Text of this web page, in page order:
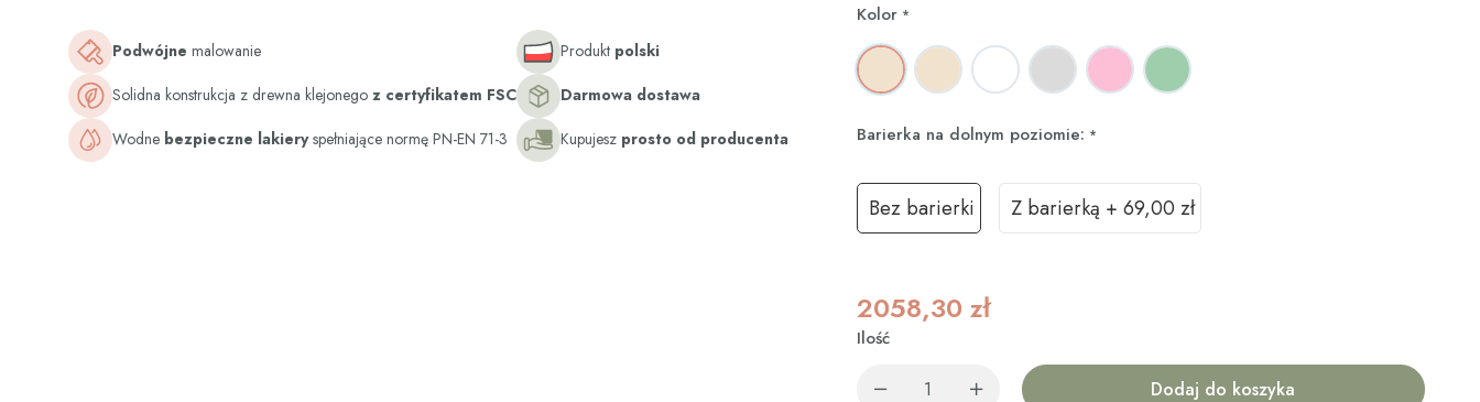
Podwójne malowanie
Solidna konstrukcja z drewna klejonego z certyfikatem FSC
Wodne bezpieczne lakieryspełniające normę PN-EN 71-3
Produkt polski
Darmowa dostawa
Kupujesz prosto od producenta
Kolor*
Barierka na dolnym poziomie: *
Bez barierki Z barierką + 69,00 zł
2058,30 zł
Ilość
Dodaj do koszyka